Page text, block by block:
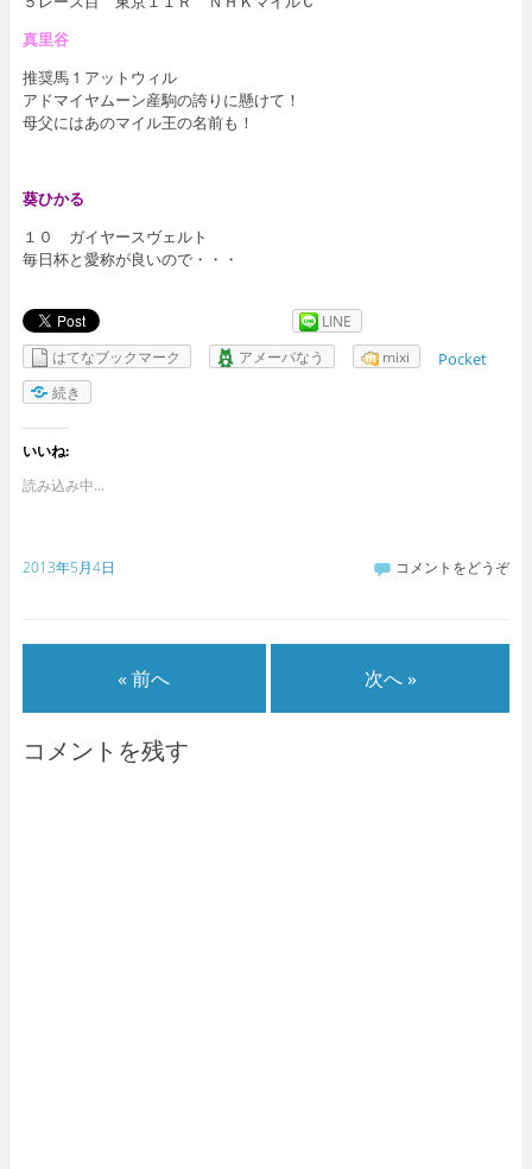
真里谷
推奨馬 1 アットウィル
アドマイヤムーン産駒の誇りに懸けて！
母父にはあのマイル王の名前も！
葵ひかる
１０ ガイヤースヴェルト
毎日杯と愛称が良いので・・・
LINE
はてなブックマーク
アメーバなう mixi Pocket
続き
いいね:
読み込み中...
2013年5月4日 コメントをどうぞ
« 前へ 次へ »
コメントを残す